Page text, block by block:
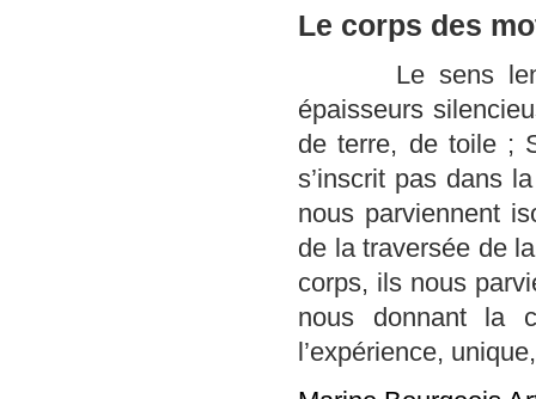
Le corps des
Le sens
épaisseurs
de terre, de toile ;
s’inscrit pas dans
nous parviennent
de la traversée de
corps, ils nous
nous donnant la
l’expérience,